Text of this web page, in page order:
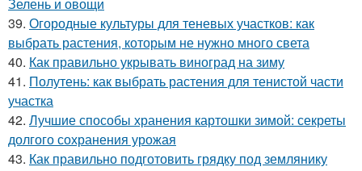
39. Огородные культуры для теневых участков: как
выбрать растения, которым не нужно много света
40. Как правильно укрывать виноград на зиму
41. Полутень: как выбрать растения для тенистой части
участка
42. Лучшие способы хранения картошки зимой: секреты
долгого сохранения урожая
43. Как правильно подготовить грядку под землянику